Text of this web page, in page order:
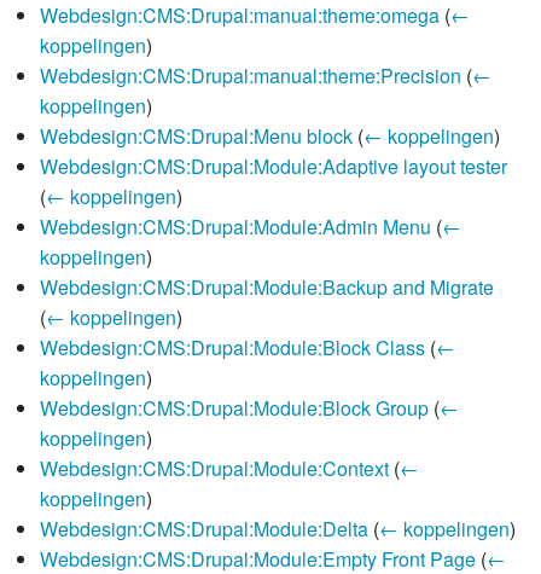
Webdesign:CMS:Drupal:manual:theme:omega (←
koppelingen)
Webdesign:CMS:Drupal:manual:theme:Precision (←
koppelingen)
Webdesign:CMS:Drupal:Menu block (← koppelingen)
Webdesign:CMS:Drupal:Module:Adaptive layout tester
(← koppelingen)
Webdesign:CMS:Drupal:Module:Admin Menu (←
koppelingen)
Webdesign:CMS:Drupal:Module:Backup and Migrate
(← koppelingen)
Webdesign:CMS:Drupal:Module:Block Class (←
koppelingen)
Webdesign:CMS:Drupal:Module:Block Group (←
koppelingen)
Webdesign:CMS:Drupal:Module:Context (←
koppelingen)
Webdesign:CMS:Drupal:Module:Delta (← koppelingen)
Webdesign:CMS:Drupal:Module:Empty Front Page (←